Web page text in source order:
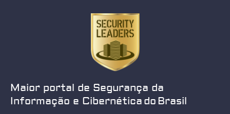
Maior portal de Segurança da
Informação e Cibernética do Brasil